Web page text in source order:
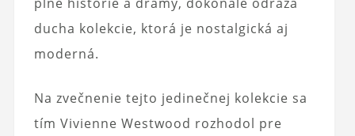
ducha kolekcie, ktorá je nostalgická aj
moderná.
Na zvečnenie tejto jedinečnej kolekcie sa
tím Vivienne Westwood rozhodol pre